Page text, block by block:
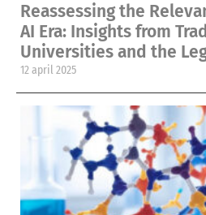
Reassessing the
AI Era: Insights from
Universities and the
12 april 2025